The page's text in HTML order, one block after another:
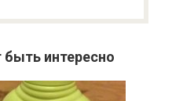
интересно